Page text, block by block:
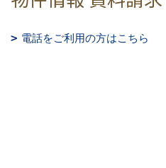
電話をご利用の方はこちら